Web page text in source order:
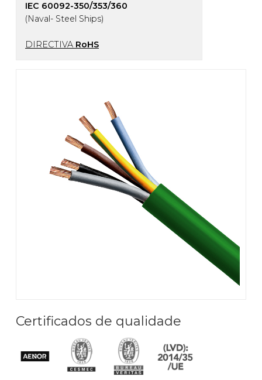
IEC 60092-350/353/360
(Naval- Steel Ships)
DIRECTIVA RoHS
Certificados de qualidade